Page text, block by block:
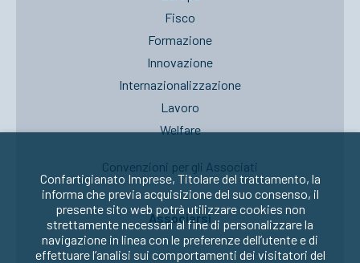
Fisco
Formazione
Innovazione
Internazionalizzazione
Lavoro
Welfare
Convenzioni per gli Associati
Associarsi
Confartigianato Imprese, Titolare del trattamento, la
informa che previa acquisizione del suo consenso, il
presente sito web potrà utilizzare cookies non
strettamente necessari al fine di personalizzare la
navigazione in linea con le preferenze dell’utente e di
effettuare l’analisi sui comportamenti dei visitatori del